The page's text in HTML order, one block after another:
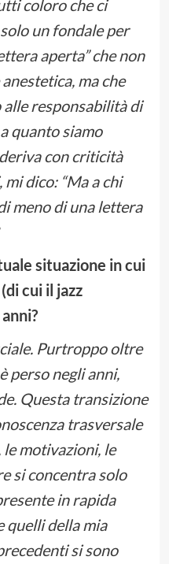
coloro che ci
un fondale per
aperta” che non
ma che
alle responsabilità di
quanto siamo
con criticità
dico: “Ma a chi
meno di una lettera
situazione in cui
cui il jazz
Purtroppo oltre
perso negli anni,
Questa transizione
trasversale
le motivazioni, le
si concentra solo
in rapida
quelli della mia
si sono